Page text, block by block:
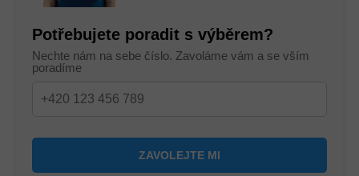
Potřebujete poradit s výběrem?
Nechte nám na sebe číslo. Zavoláme vám a se vším
poradíme